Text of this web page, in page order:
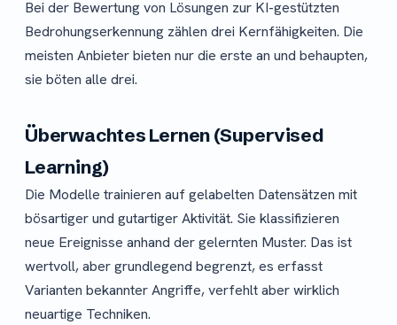
Bei der Bewertung von Lösungen zur KI-gestützten
Bedrohungserkennung zählen drei Kernfähigkeiten. Die
meisten Anbieter bieten nur die erste an und behaupten,
sie böten alle drei.
Überwachtes Lernen (Supervised
Learning)
Die Modelle trainieren auf gelabelten Datensätzen mit
bösartiger und gutartiger Aktivität. Sie klassifizieren
neue Ereignisse anhand der gelernten Muster. Das ist
wertvoll, aber grundlegend begrenzt, es erfasst
Varianten bekannter Angriffe, verfehlt aber wirklich
neuartige Techniken.